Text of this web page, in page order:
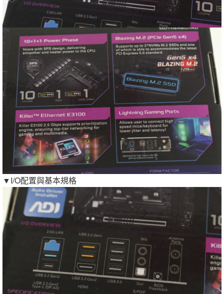
▼I/O配置與基本規格